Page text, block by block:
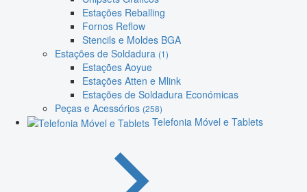
Estações Reballing
Fornos Reflow
Stencils e Moldes BGA
Estações de Soldadura (1)
Estações Aoyue
Estações Atten e Mlink
Estações de Soldadura Económicas
Peças e Acessórios (258)
Telefonia Móvel e Tablets